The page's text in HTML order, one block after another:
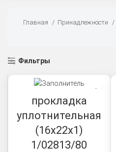
Главная Принадлежности
Фильтры
прокладка
уплотнительная
(16х22х1)
1/02813/80